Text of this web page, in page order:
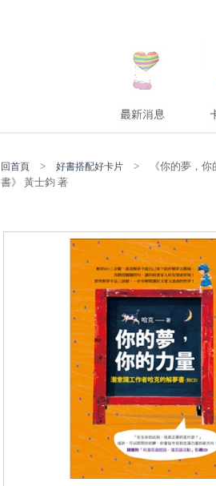
回首頁 > 好書搭配好卡片 > 《你的夢，你
書》 黃士鈞 著